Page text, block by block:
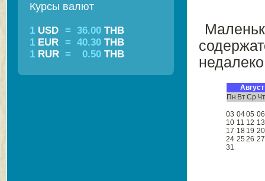
Курсы валют
1 USD = 36.00 THB
1 EUR = 40.30 THB
1 RUR = 0.50 THB
Пн ВтСр
03 0405 06
10 11 12 13
17 18 19 20
24 25 26 27
31